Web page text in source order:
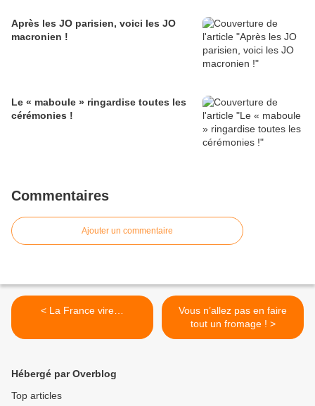
Après les JO parisien, voici les JO
macronien !
Le « maboule » ringardise toutes les
cérémonies !
Commentaires
Ajouter un commentaire
< La France vire…
Vous n’allez pas en faire
tout un fromage ! >
Hébergé par Overblog
Top articles